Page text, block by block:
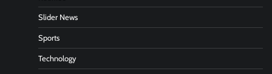
Slider News
Sports
Technology